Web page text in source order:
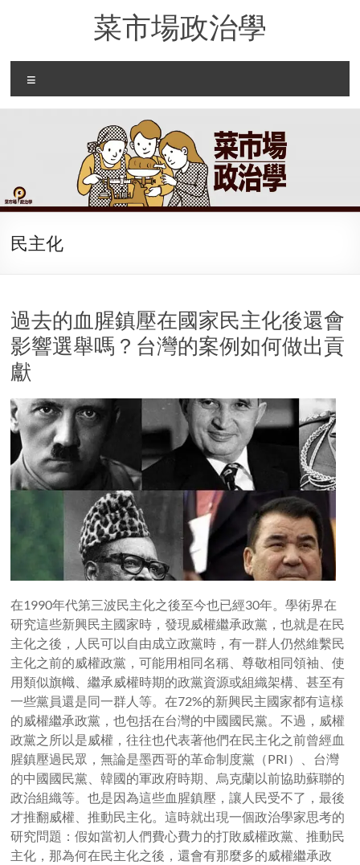
菜市場政治學
民主化
過去的血腥鎮壓在國家民主化後還會
影響選舉嗎？台灣的案例如何做出貢
獻
在1990年代第三波民主化之後至今也已經30年。學術界在
研究這些新興民主國家時，發現威權繼承政黨，也就是在民
主化之後，人民可以自由成立政黨時，有一群人仍然維繫民
主化之前的威權政黨，可能用相同名稱、尊敬相同領袖、使
用類似旗幟、繼承威權時期的政黨資源或組織架構、甚至有
一些黨員還是同一群人等。在72%的新興民主國家都有這樣
的威權繼承政黨，也包括在台灣的中國國民黨。不過，威權
政黨之所以是威權，往往也代表著他們在民主化之前曾經血
腥鎮壓過民眾，無論是墨西哥的革命制度黨（PRI）、台灣
的中國國民黨、韓國的軍政府時期、烏克蘭以前協助蘇聯的
政治組織等。也是因為這些血腥鎮壓，讓人民受不了，最後
才推翻威權、推動民主化。這時就出現一個政治學家思考的
研究問題：假如當初人們費心費力的打敗威權政黨、推動民
主化，那為何在民主化之後，還會有那麼多的威權繼承政